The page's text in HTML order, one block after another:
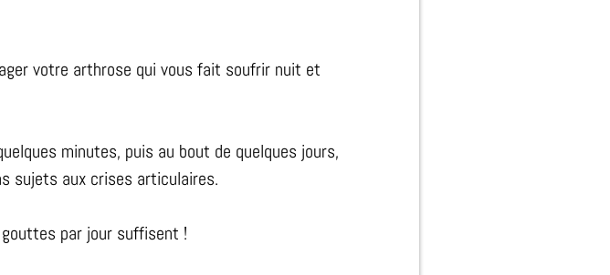
votre arthrose qui vous fait soufrir nuit et
minutes, puis au bout de quelques jours,
sujets aux crises articulaires.
par jour suffisent !